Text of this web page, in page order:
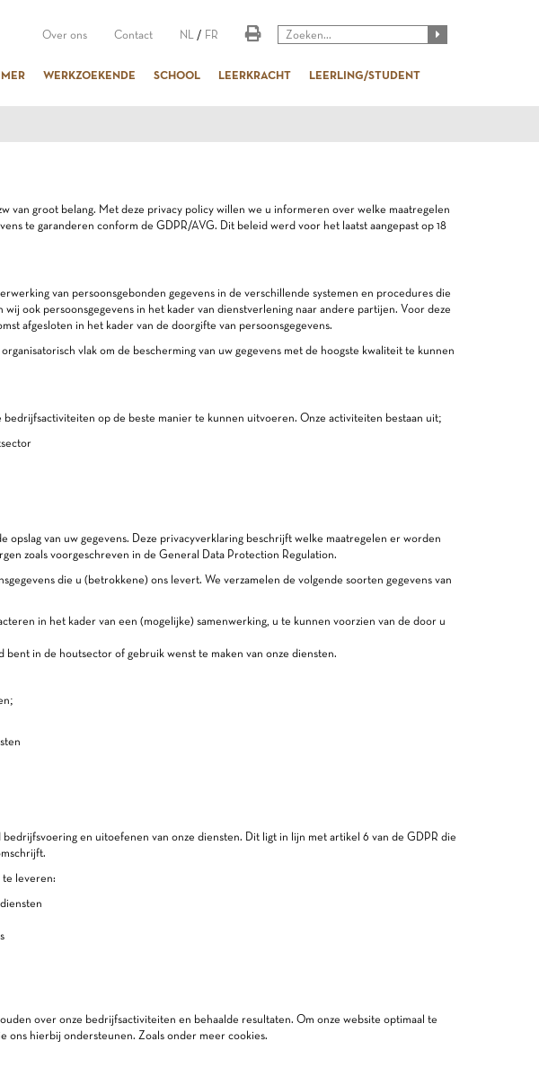
Over ons Contact NL / FR
WERKZOEKENDE SCHOOL LEERKRACHT LEERLING/STUDENT
van groot belang. Met deze privacy policy willen we u informeren over welke maatregelen
te garanderen conform de GDPR/AVG. Dit beleid werd voor het laatst aangepast op 18
van persoonsgebonden gegevens in de verschillende systemen en procedures die
ook persoonsgegevens in het kader van dienstverlening naar andere partijen. Voor deze
afgesloten in het kader van de doorgifte van persoonsgegevens.
vlak om de bescherming van uw gegevens met de hoogste kwaliteit te kunnen
op de beste manier te kunnen uitvoeren. Onze activiteiten bestaan uit;
opslag van uw gegevens. Deze privacyverklaring beschrijft welke maatregelen er worden
zoals voorgeschreven in de General Data Protection Regulation.
die u (betrokkene) ons levert. We verzamelen de volgende soorten gegevens van
in het kader van een (mogelijke) samenwerking, u te kunnen voorzien van de door u
in de houtsector of gebruik wenst te maken van onze diensten.
en uitoefenen van onze diensten. Dit ligt in lijn met artikel 6 van de GDPR die
te leveren:
over onze bedrijfsactiviteiten en behaalde resultaten. Om onze website optimaal te
ons hierbij ondersteunen. Zoals onder meer cookies.